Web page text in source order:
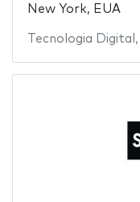
New York, EUA
Tecnologia Digital ,